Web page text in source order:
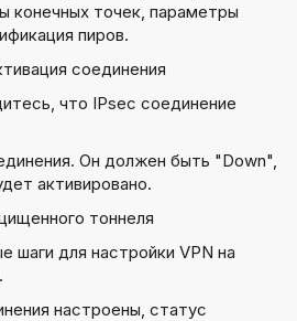
конечных точек, параметры
пиров.
соединения
что IPsec соединение
Он должен быть "Down",
активировано.
тоннеля
шаги для настройки VPN на
настроены, статус